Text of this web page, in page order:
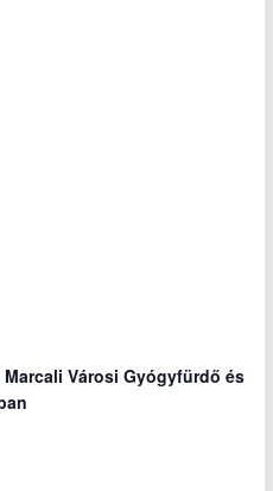
Városi Gyógyfürdő és